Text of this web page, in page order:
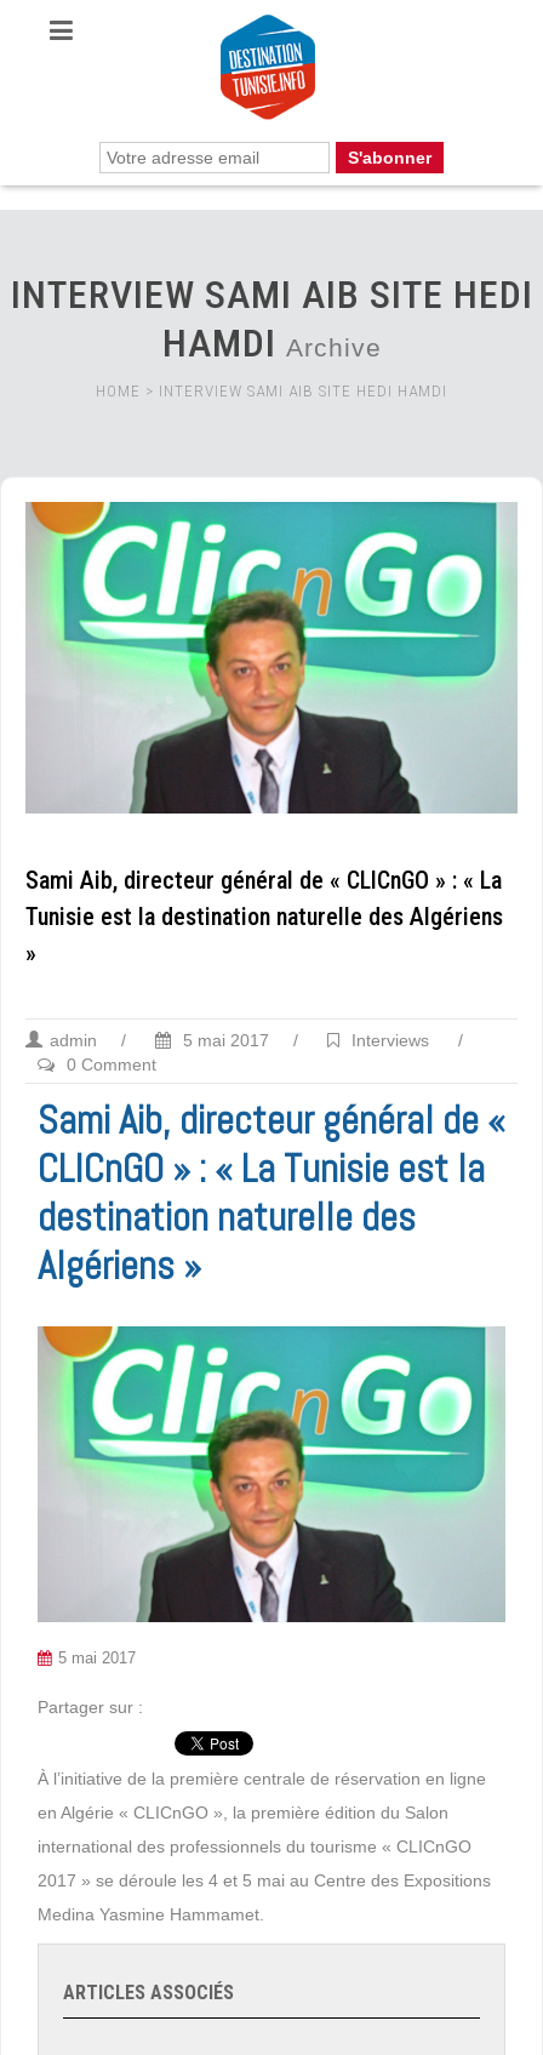
INTERVIEW SAMI AIB SITE HEDI
HAMDI Archive
HOME > INTERVIEW SAMI AIB SITE HEDI HAMDI
Sami Aib, directeur général de « CLICnGO » : « La
Tunisie est la destination naturelle des Algériens
»
admin / 5 mai 2017 / Interviews
/
0 Comment
Sami Aib, directeur général de «
CLICnGO » : « La Tunisie est la
destination naturelle des
Algériens »
5 mai 2017
Partager sur :
À l’initiative de la première centrale de réservation en ligne
en Algérie « CLICnGO », la première édition du Salon
international des professionnels du tourisme « CLICnGO
2017 » se déroule les 4 et 5 mai au Centre des Expositions
Medina Yasmine Hammamet.
ARTICLES ASSOCIÉS